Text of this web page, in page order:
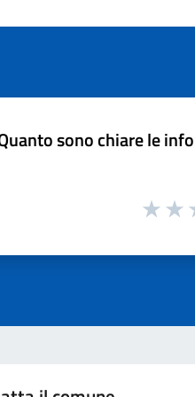
sono chiare le